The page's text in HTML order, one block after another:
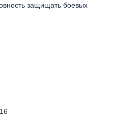
защищать боевых